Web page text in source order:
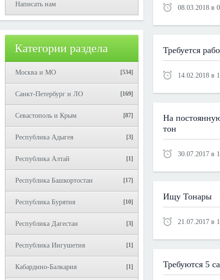
Написать нам
Категории раздела
Москва и МО [534]
Санкт-Петербург и ЛО [169]
Севастополь и Крым [87]
Республика Адыгея [3]
Республика Алтай [1]
Республика Башкортостан [17]
Республика Бурятия [10]
Республика Дагестан [3]
Республика Ингушетия [1]
Кабардино-Балкария [1]
08.03.2018 в
Требуется
14.02.2018 в
На
тон
30.07.2017 в
Ищу Тонары
21.07.2017 в
Требуются 5